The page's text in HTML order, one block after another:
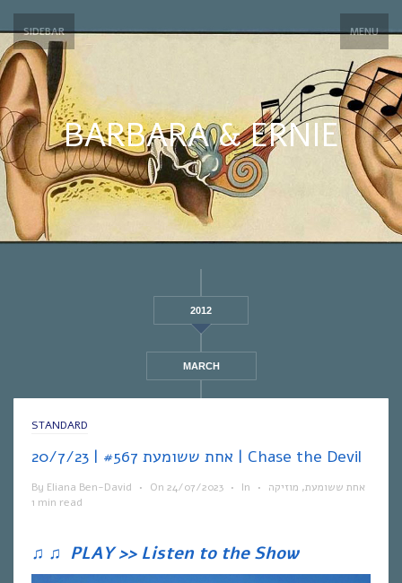
SIDEBAR MENU
BARBARA & ERNIE
2012
MARCH
STANDARD
אחת ששומעת #567 | 20/7/23 | Chase the Devil
By Eliana Ben-David • On 24/07/2023 • In אחת ששומעת, מוזיקה
•
1 min read
♫ ♫ PLAY >> Listen to the Show